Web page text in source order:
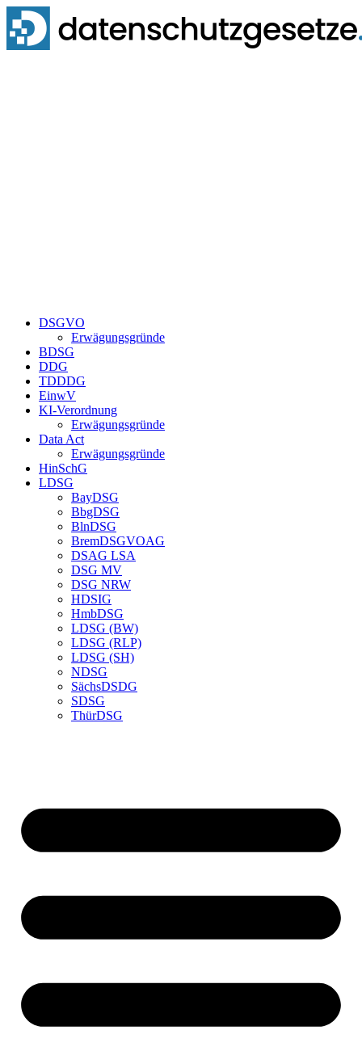
Zum
Inhalt
springen
DSGVO
Erwägungsgründe
BDSG
DDG
TDDDG
EinwV
KI-Verordnung
Erwägungsgründe
Data Act
Erwägungsgründe
HinSchG
LDSG
BayDSG
BbgDSG
BlnDSG
BremDSGVOAG
DSAG LSA
DSG MV
DSG NRW
HDSIG
HmbDSG
LDSG (BW)
LDSG (RLP)
LDSG (SH)
NDSG
SächsDSDG
SDSG
ThürDSG